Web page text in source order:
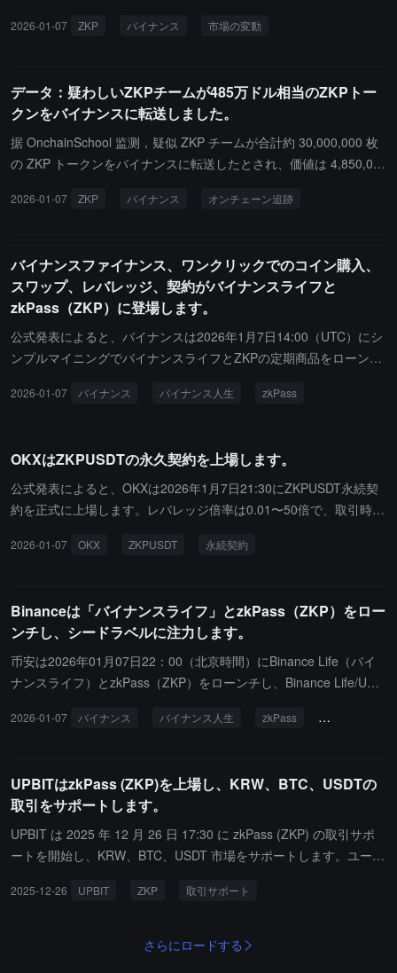
STRAX、AMP、RPL はそれぞれ「高値からの反落」状態となり、
2026-01-07 ZKP バイナンス 市場の変動
データ：疑わしいZKPチームが485万ドル相当のZKPトー
クンをバイナンスに転送しました。
据 OnchainSchool 监测，疑似 ZKP チームが合計約 30,000,000 枚
の ZKP トークンをバイナンスに転送したとされ、価値は 4,850,00
2026-01-07 ZKP バイナンス オンチェーン追跡
バイナンスファイナンス、ワンクリックでのコイン購入、
スワップ、レバレッジ、契約がバイナンスライフと
zkPass（ZKP）に登場します。
公式発表によると、バイナンスは2026年1月7日14:00（UTC）にシ
ンプルマイニングでバイナンスライフとZKPの定期商品をローンチ
に「コインを買う」ページから購入でき、スワップ手数料ゼロで取
Cの取引ペアを開放します。
2026-01-07 バイナンス バイナンス人生 zkPass
OKXはZKPUSDTの永久契約を上場します。
公式発表によると、OKXは2026年1月7日21:30にZKPUSDT永続契
約を正式に上場します。レバレッジ倍率は0.01〜50倍で、取引時間
で、詳細はOKXアプリをご覧ください。
2026-01-07 OKX ZKPUSDT 永続契約
Binanceは「バイナンスライフ」とzkPass（ZKP）をロー
ンチし、シードラベルに注力します。
币安は2026年01月07日22：00（北京時間）にBinance Life（バイ
ナンスライフ）とzkPass（ZKP）をローンチし、Binance Life/USD
C、ZKP/TRYの現物取引ペアを開放します。公告によると、Binanc
クンはより高いボラティリティとリスクを示す可能性があります。
2026-01-07 バイナンス バイナンス人生 zkPass 種子ラベル
UPBITはzkPass (ZKP)を上場し、KRW、BTC、USDTの
取引をサポートします。
UPBIT は 2025 年 12 月 26 日 17:30 に zkPass (ZKP) の取引サポ
ートを開始し、KRW、BTC、USDT 市場をサポートします。ユーザ
ークが ZKP-Ethereum であることを確認してください。
2025-12-26 UPBIT ZKP 取引サポート
さらにロードする